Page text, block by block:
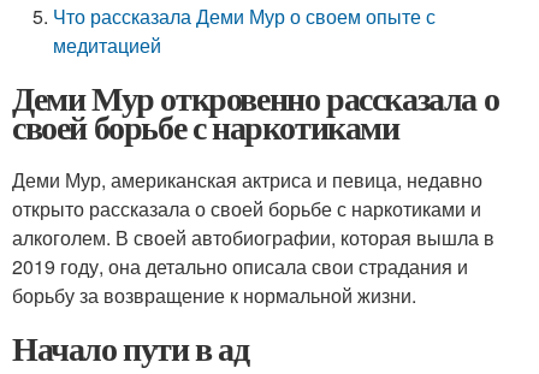
Что рассказала Деми Мур о своем опыте с
медитацией
Деми Мур откровенно рассказала о
своей борьбе с наркотиками
Деми Мур, американская актриса и певица, недавно
открыто рассказала о своей борьбе с наркотиками и
алкоголем. В своей автобиографии, которая вышла в
2019 году, она детально описала свои страдания и
борьбу за возвращение к нормальной жизни.
Начало пути в ад